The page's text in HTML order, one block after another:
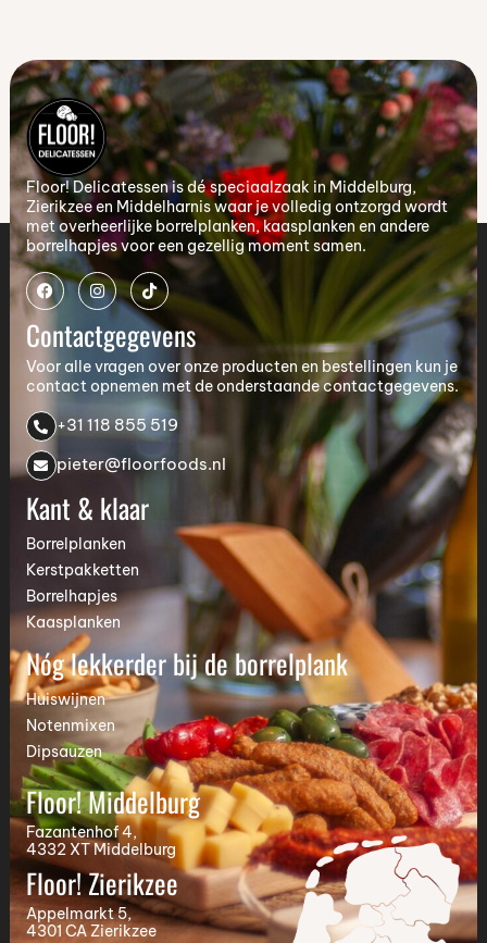
Floor! Delicatessen is dé speciaalzaak in Middelburg,
Zierikzee en Middelharnis waar je volledig ontzorgd wordt
met overheerlijke borrelplanken, kaasplanken en andere
borrelhapjes voor een gezellig moment samen.
Kant & klaar
Borrelplanken
Kerstpakketten
Borrelhapjes
Kaasplanken
Nóg lekkerder bij de borrelplank
Huiswijnen
Notenmixen
Dipsauzen
Contactgegevens
Voor alle vragen over onze producten en bestellingen kun je
contact opnemen met de onderstaande contactgegevens.
+31 118 855 519
pieter@floorfoods.nl
Floor! Middelburg
Fazantenhof 4,
4332 XT Middelburg
Floor! Zierikzee
Appelmarkt 5,
4301 CA Zierikzee